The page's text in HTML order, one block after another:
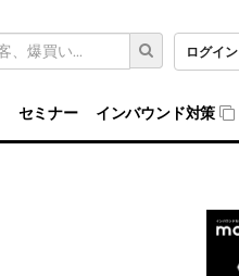
ログイン
セミナー インバウンド対策